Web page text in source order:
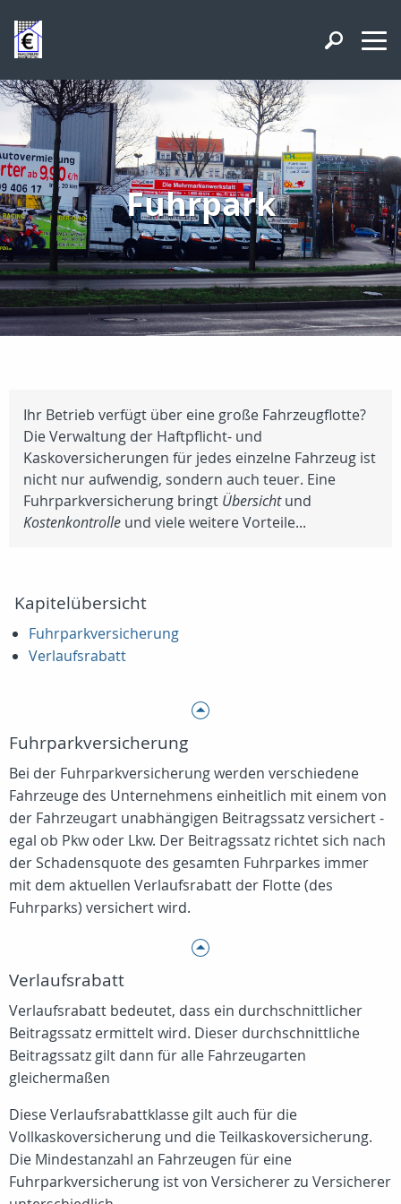
Fuhrpark
Ihr Betrieb verfügt über eine große Fahrzeugflotte?
Die Verwaltung der Haftpflicht- und
Kaskoversicherungen für jedes einzelne Fahrzeug ist
nicht nur aufwendig, sondern auch teuer. Eine
Fuhrparkversicherung bringt Übersichtund
Kostenkontrolle und viele weitere Vorteile...
Kapitelübersicht
Fuhrparkversicherung
Verlaufsrabatt
Fuhrparkversicherung
Bei der Fuhrparkversicherung werden verschiedene
Fahrzeuge des Unternehmens einheitlich mit einem von
der Fahrzeugart unabhängigen Beitragssatz versichert -
egal ob Pkw oder Lkw. Der Beitragssatz richtet sich nach
der Schadensquote des gesamten Fuhrparkes immer
mit dem aktuellen Verlaufsrabatt der Flotte (des
Fuhrparks) versichert wird.
Verlaufsrabatt
Verlaufsrabatt bedeutet, dass ein durchschnittlicher
Beitragssatz ermittelt wird. Dieser durchschnittliche
Beitragssatz gilt dann für alle Fahrzeugarten
gleichermaßen
Diese Verlaufsrabattklasse gilt auch für die
Vollkaskoversicherung und die Teilkaskoversicherung.
Die Mindestanzahl an Fahrzeugen für eine
Fuhrparkversicherung ist von Versicherer zu Versicherer